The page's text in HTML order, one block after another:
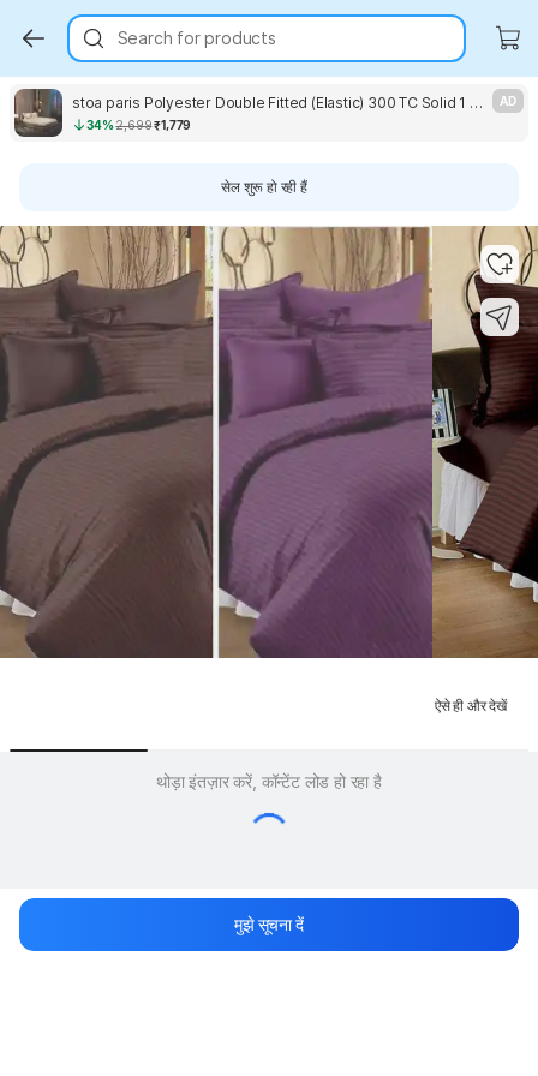
Search for products
stoa paris Polyester Double Fitted (Elastic) 300 TC Solid 1 Bedsheet with 2 Pillow Covers
34%2,699₹1,779
AD
सेल शुरू हो रही हैं
Key Highlights Key Highlights
ऐसे ही और देखें
थोड़ा इंतज़ार करें, कॉन्टेंट लोड हो रहा है
मुझे सूचना दें